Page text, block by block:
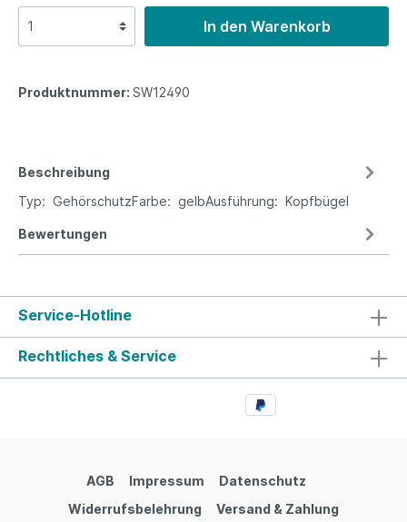
In den Warenkorb
Produktnummer: SW12490
Beschreibung
Typ: GehörschutzFarbe: gelbAusführung: Kopfbügel
Bewertungen
Service-Hotline
Rechtliches & Service
AGB Impressum
Datenschutz
Widerrufsbelehrung
Versand & Zahlung